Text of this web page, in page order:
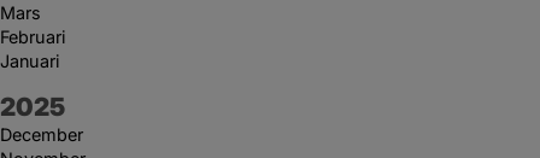
Mars
Februari
Januari
År:
2025
December